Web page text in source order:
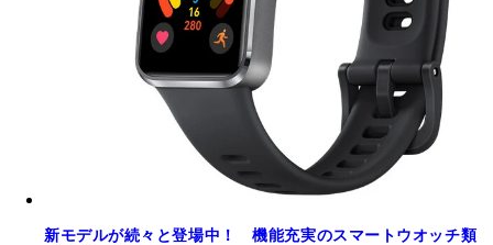
新モデルが続々と登場中！ 機能充実のスマートウオッチ類